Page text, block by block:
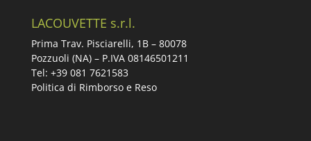
LACOUVETTE s.r.l.
Prima Trav. Pisciarelli, 1B – 80078
Pozzuoli (NA) – P.IVA 08146501211
Tel: +39 081 7621583
Politica di Rimborso e Reso